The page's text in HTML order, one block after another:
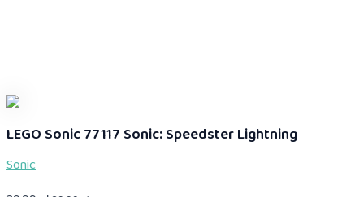
LEGO Sonic 77117 Sonic: Speedster Lightning
Sonic